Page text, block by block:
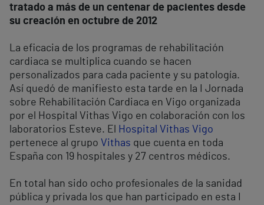
tratado a más de un centenar de pacientes desde
su creación en octubre de 2012
La eficacia de los programas de rehabilitación
cardiaca se multiplica cuando se hacen
personalizados para cada paciente y su patología.
Así quedó de manifiesto esta tarde en la I Jornada
sobre Rehabilitación Cardiaca en Vigo organizada
por el Hospital Vithas Vigo en colaboración con los
laboratorios Esteve. El
Hospital Vithas Vigo
pertenece al grupo Vithas que cuenta en toda
España con 19 hospitales y 27 centros médicos.
En total han sido ocho profesionales de la sanidad
pública y privada los que han participado en esta I